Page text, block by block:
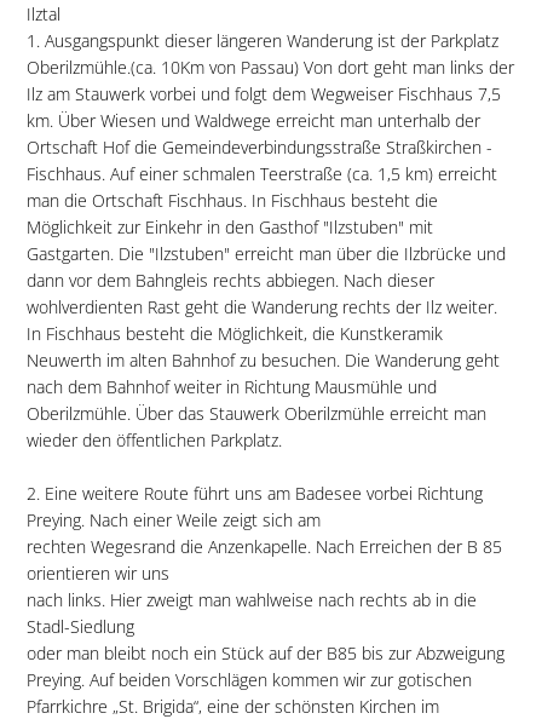
Ilztal
1. Ausgangspunkt dieser längeren Wanderung ist der Parkplatz
Oberilzmühle.(ca. 10Km von Passau) Von dort geht man links der
Ilz am Stauwerk vorbei und folgt dem Wegweiser Fischhaus 7,5
km. Über Wiesen und Waldwege erreicht man unterhalb der
Ortschaft Hof die Gemeindeverbindungsstraße Straßkirchen -
Fischhaus. Auf einer schmalen Teerstraße (ca. 1,5 km) erreicht
man die Ortschaft Fischhaus. In Fischhaus besteht die
Möglichkeit zur Einkehr in den Gasthof "Ilzstuben" mit
Gastgarten. Die "Ilzstuben" erreicht man über die Ilzbrücke und
dann vor dem Bahngleis rechts abbiegen. Nach dieser
wohlverdienten Rast geht die Wanderung rechts der Ilz weiter.
In Fischhaus besteht die Möglichkeit, die Kunstkeramik
Neuwerth im alten Bahnhof zu besuchen. Die Wanderung geht
nach dem Bahnhof weiter in Richtung Mausmühle und
Oberilzmühle. Über das Stauwerk Oberilzmühle erreicht man
wieder den öffentlichen Parkplatz.
2. Eine weitere Route führt uns am Badesee vorbei Richtung
Preying. Nach einer Weile zeigt sich am
rechten Wegesrand die Anzenkapelle. Nach Erreichen der B 85
orientieren wir uns
nach links. Hier zweigt man wahlweise nach rechts ab in die
Stadl-Siedlung
oder man bleibt noch ein Stück auf der B85 bis zur Abzweigung
Preying. Auf beiden Vorschlägen kommen wir zur gotischen
Pfarrkichre „St. Brigida“, eine der schönsten Kirchen im